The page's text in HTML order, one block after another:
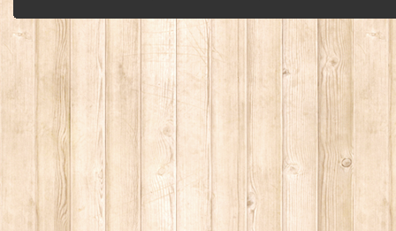
без письменного разрешения автора - запрещено, и будет преследоваться по